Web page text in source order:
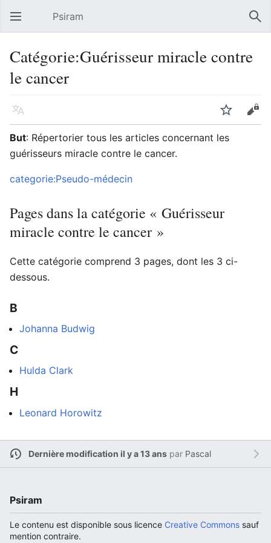
Ouvrir le menu principal Psiram
Catégorie:Guérisseur miracle contre
le cancer
Langue Suivre
But: Répertorier tous les articles concernant les
guérisseurs miracle contre le cancer.
categorie:Pseudo-médecin
Pages dans la catégorie « Guérisseur
miracle contre le cancer »
Cette catégorie comprend 3 pages, dont les 3 ci-
dessous.
B
Johanna Budwig
C
Hulda Clark
H
Leonard Horowitz
Dernière modification il y a 13 anspar Pascal
Psiram
Le contenu est disponible sous licence Creative Commons sauf
mention contraire.